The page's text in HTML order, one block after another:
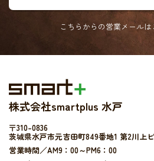
こちらからの営業メールは
株式会社smartplus 水戸
〒310-0836
茨城県水戸市元吉田町849番地1 第2川上
営業時間／AM9：00～PM6：00